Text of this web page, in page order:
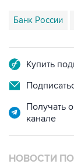
Банк России
Купить
Получать
канале
НОВОСТИ